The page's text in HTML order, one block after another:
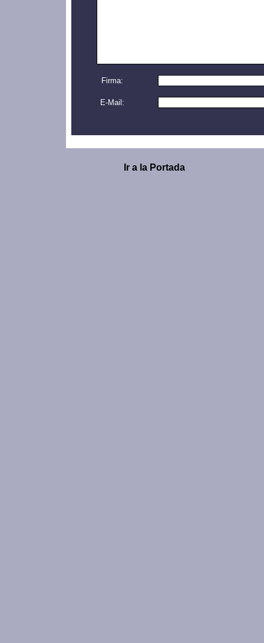
Firma:
E-Mail:
Ir a la Portada